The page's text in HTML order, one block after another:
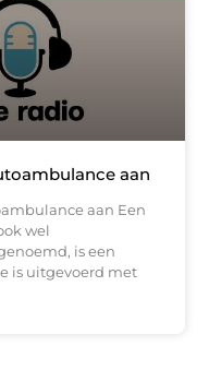
aan
aan Een
wel
is een
is uitgevoerd met